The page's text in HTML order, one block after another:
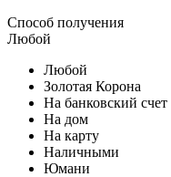
Способ получения
Любой
Любой
Золотая Корона
На банковский счет
На дом
На карту
Наличными
Юмани